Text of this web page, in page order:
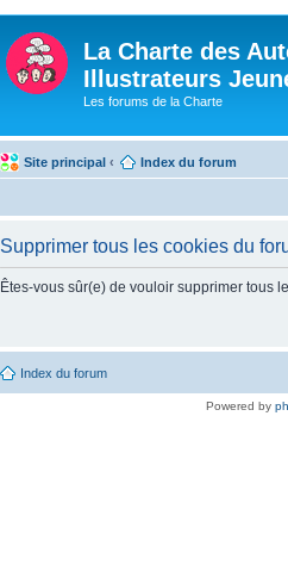
La Charte des
Illustrateurs
Les forums de la Charte
Site principal ‹ Index du forum
Supprimer tous les cookies du
Êtes-vous sûr(e) de vouloir supprimer tous
Index du forum
Powered by